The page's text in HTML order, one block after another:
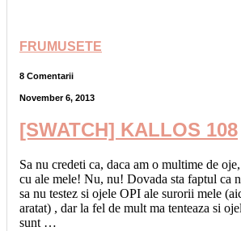
FRUMUSETE
8 Comentarii
November 6, 2013
[SWATCH] KALLOS 108
Sa nu credeti ca, daca am o multime de
cu ale mele! Nu, nu! Dovada sta faptul ca
sa nu testez si ojele OPI ale surorii mele
aratat) , dar la fel de mult ma tenteaza si
sunt …